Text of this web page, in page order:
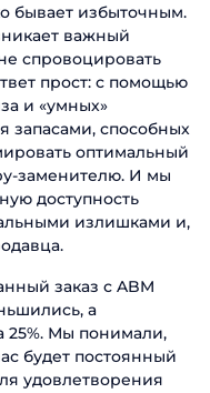
бывает избыточным.
важный
спровоцировать
прост: с помощью
и «умных»
запасами, способных
оптимальный
заменителю. И мы
доступность
излишками и,
заказ с ABM
а
25%. Мы понимали,
будет постоянный
удовлетворения